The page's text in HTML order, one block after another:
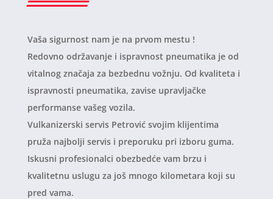
Vaša sigurnost nam je na prvom mestu !
Redovno održavanje i ispravnost pneumatika je od
vitalnog značaja za bezbednu vožnju. Od kvaliteta i
ispravnosti pneumatika, zavise upravljačke
performanse vašeg vozila.
Vulkanizerski servis Petrović svojim klijentima
pruža najbolji servis i preporuku pri izboru guma.
Iskusni profesionalci obezbedće vam brzu i
kvalitetnu uslugu za još mnogo kilometara koji su
pred vama.